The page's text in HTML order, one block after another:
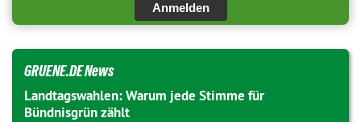
Anmelden
GRUENE.DE News
Landtagswahlen: Warum jede Stimme für
Bündnisgrün zählt